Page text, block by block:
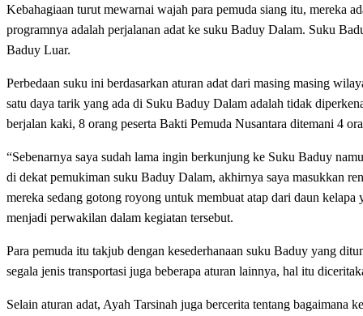
Kebahagiaan turut mewarnai wajah para pemuda siang itu, mereka
programnya adalah perjalanan adat ke suku Baduy Dalam. Suku
Baduy Luar.
Perbedaan suku ini berdasarkan aturan adat dari masing masing
satu daya tarik yang ada di Suku Baduy Dalam adalah tidak
berjalan kaki, 8 orang peserta Bakti Pemuda Nusantara ditemani 4
“Sebenarnya saya sudah lama ingin berkunjung ke Suku Baduy
di dekat pemukiman suku Baduy Dalam, akhirnya saya masukkan
mereka sedang gotong royong untuk membuat atap dari daun
menjadi perwakilan dalam kegiatan tersebut.
Para pemuda itu takjub dengan kesederhanaan suku Baduy yang
segala jenis transportasi juga beberapa aturan lainnya, hal itu
Selain aturan adat, Ayah Tarsinah juga bercerita tentang